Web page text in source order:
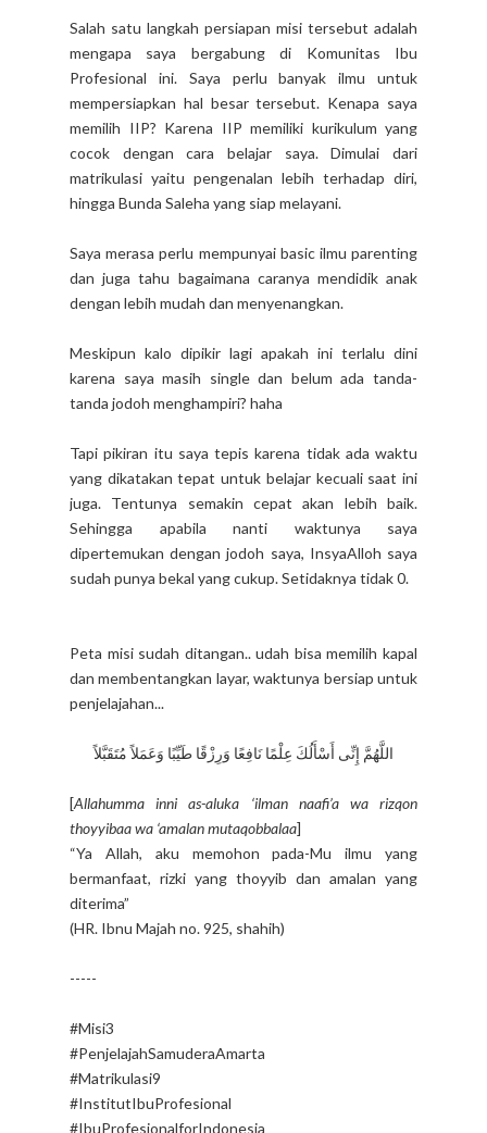
Salah satu langkah persiapan misi tersebut adalah
mengapa saya bergabung di Komunitas Ibu
Profesional ini. Saya perlu banyak ilmu untuk
mempersiapkan hal besar tersebut. Kenapa saya
memilih IIP? Karena IIP memiliki kurikulum yang
cocok dengan cara belajar saya. Dimulai dari
matrikulasi yaitu pengenalan lebih terhadap diri,
hingga Bunda Saleha yang siap melayani.
Saya merasa perlu mempunyai basic ilmu parenting
dan juga tahu bagaimana caranya mendidik anak
dengan lebih mudah dan menyenangkan.
Meskipun kalo dipikir lagi apakah ini terlalu dini
karena saya masih single dan belum ada tanda-
tanda jodoh menghampiri? haha
Tapi pikiran itu saya tepis karena tidak ada waktu
yang dikatakan tepat untuk belajar kecuali saat ini
juga. Tentunya semakin cepat akan lebih baik.
Sehingga apabila nanti waktunya saya
dipertemukan dengan jodoh saya, InsyaAlloh saya
sudah punya bekal yang cukup. Setidaknya tidak 0.
Peta misi sudah ditangan.. udah bisa memilih kapal
dan membentangkan layar, waktunya bersiap untuk
penjelajahan...
اللَّهُمَّ إِنِّى أَسْأَلُكَ عِلْمًا نَافِعًا وَرِزْقًا طَيِّبًا وَعَمَلاً مُتَقَبَّلاً
[Allahumma inni as-aluka ‘ilman naafi’a wa rizqon
thoyyibaa wa ‘amalan mutaqobbalaa]
“Ya Allah, aku memohon pada-Mu ilmu yang
bermanfaat, rizki yang thoyyib dan amalan yang
diterima”
(HR. Ibnu Majah no. 925, shahih)
-----
#Misi3
#PenjelajahSamuderaAmarta
#Matrikulasi9
#InstitutIbuProfesional
#IbuProfesionalforIndonesia